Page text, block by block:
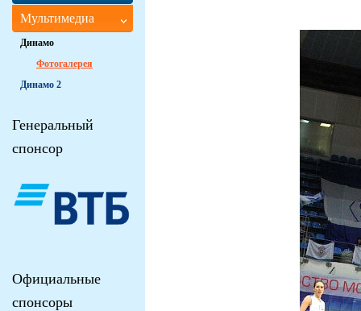
Мультимедиа
Динамо
Фотогалерея
Динамо 2
Генеральный
спонсор
Официальные
спонсоры